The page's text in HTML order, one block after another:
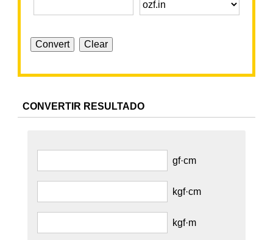
CONVERTIR RESULTADO
gf·cm
kgf·cm
kgf·m